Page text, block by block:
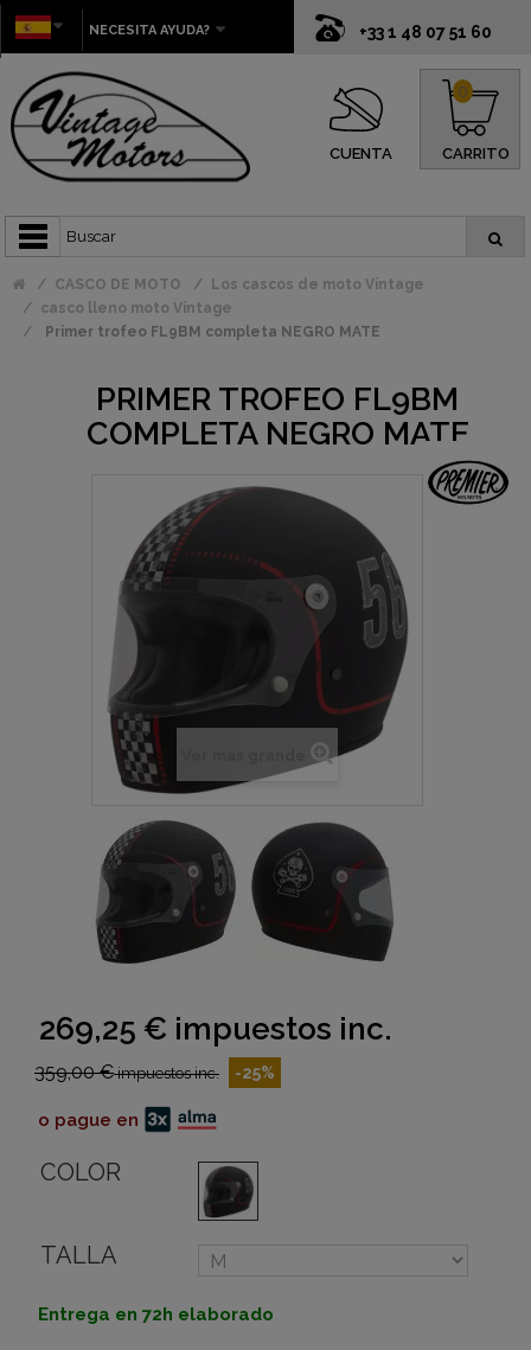
+33 1 48 07 51 60
NECESITA AYUDA?
CUENTA CARRITO
0
CASCO DE MOTO
Los cascos de moto Vintage
casco lleno moto Vintage
Primer trofeo FL9BM completa NEGRO MATE
PRIMER TROFEO FL9BM
COMPLETA NEGRO MATE
269,25 € impuestos inc.
359,00 €impuestos inc. -25%
o pague en
COLOR
TALLA
Entrega en 72h elaborado